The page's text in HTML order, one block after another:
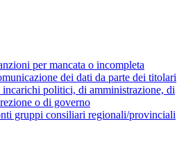
per mancata o incompleta
dei dati da parte dei titolari
incarichi politici, di amministrazione, di
o di governo
gruppi consiliari regionali/provinciali